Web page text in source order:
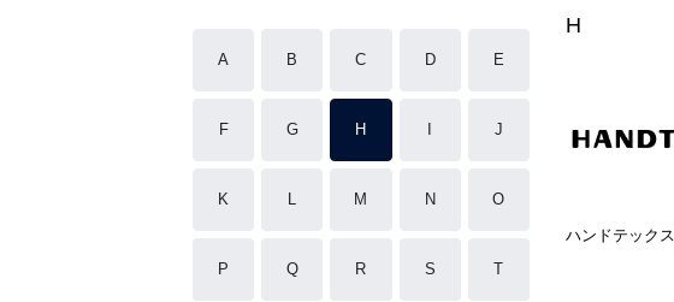
A B C D E
F G H J
K L M N O
P Q R S T
H
ハンドテックス